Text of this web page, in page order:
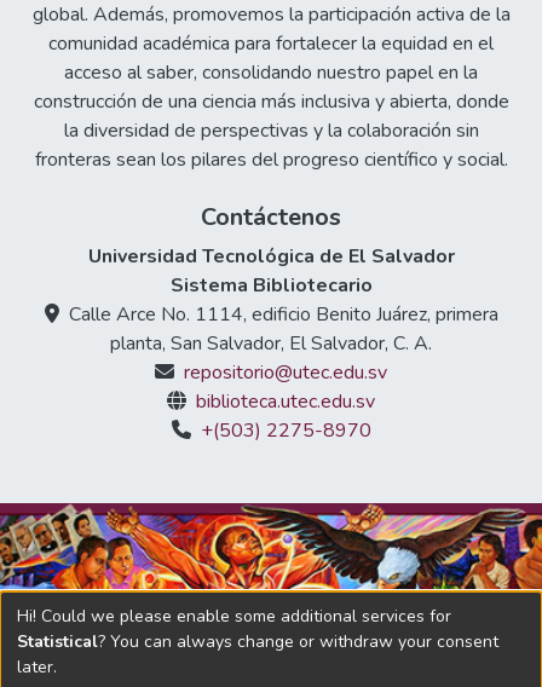
global. Además, promovemos la participación activa de la
comunidad académica para fortalecer la equidad en el
acceso al saber, consolidando nuestro papel en la
construcción de una ciencia más inclusiva y abierta, donde
la diversidad de perspectivas y la colaboración sin
fronteras sean los pilares del progreso científico y social.
Contáctenos
Universidad Tecnológica de El Salvador
Sistema Bibliotecario
Calle Arce No. 1114, edificio Benito Juárez, primera
planta, San Salvador, El Salvador, C. A.
repositorio@utec.edu.sv
biblioteca.utec.edu.sv
+(503) 2275-8970
Hi! Could we please enable some additional services for
Statistical? You can always change or withdraw your consent
later.